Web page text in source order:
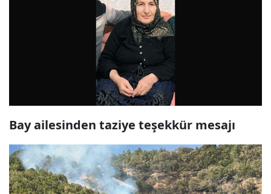
Bay ailesinden taziye teşekkür mesajı